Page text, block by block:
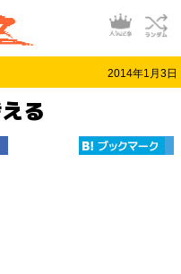
2014年1月3日
る